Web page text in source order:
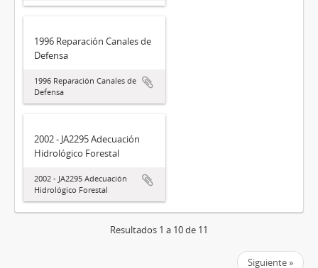
1996 Reparación Canales de
Defensa
1996 Reparación Canales de
Defensa
2002 - JA2295 Adecuación
Hidrológico Forestal
2002 - JA2295 Adecuación
Hidrológico Forestal
Resultados 1 a 10 de 11
Siguiente »